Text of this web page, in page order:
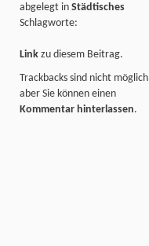
abgelegt in Städtisches
Schlagworte:
Link zu diesem Beitrag.
Trackbacks sind nicht möglich
aber Sie können einen
Kommentar hinterlassen.